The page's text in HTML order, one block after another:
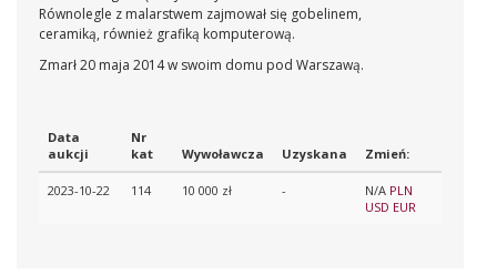
Równolegle z malarstwem zajmował się gobelinem,
ceramiką, również grafiką komputerową.
Zmarł 20 maja 2014 w swoim domu pod Warszawą.
Data
aukcji
Nr
kat
Wywoławcza Uzyskana Zmień:
2023-10-22 114 10 000 zł - N/A PLN
USD EUR